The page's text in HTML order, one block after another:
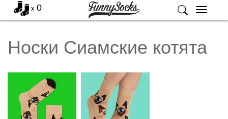
Меню
x 0
Носки Сиамские котята